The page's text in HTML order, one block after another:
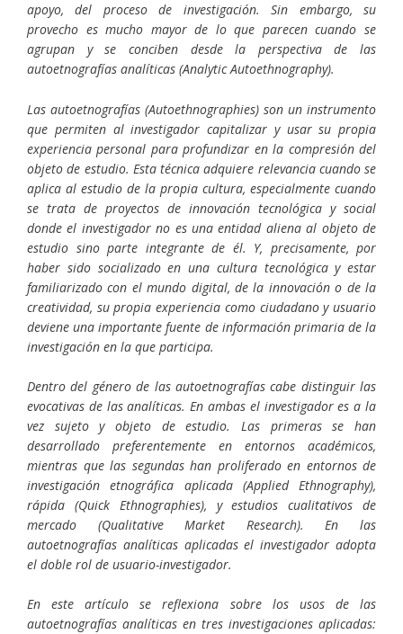
apoyo, del proceso de investigación. Sin embargo, su
provecho es mucho mayor de lo que parecen cuando se
agrupan y se conciben desde la perspectiva de las
autoetnografías analíticas (Analytic Autoethnography).
Las autoetnografías (Autoethnographies) son un instrumento
que permiten al investigador capitalizar y usar su propia
experiencia personal para profundizar en la compresión del
objeto de estudio. Esta técnica adquiere relevancia cuando se
aplica al estudio de la propia cultura, especialmente cuando
se trata de proyectos de innovación tecnológica y social
donde el investigador no es una entidad aliena al objeto de
estudio sino parte integrante de él. Y, precisamente, por
haber sido socializado en una cultura tecnológica y estar
familiarizado con el mundo digital, de la innovación o de la
creatividad, su propia experiencia como ciudadano y usuario
deviene una importante fuente de información primaria de la
investigación en la que participa.
Dentro del género de las autoetnografías cabe distinguir las
evocativas de las analíticas. En ambas el investigador es a la
vez sujeto y objeto de estudio. Las primeras se han
desarrollado preferentemente en entornos académicos,
mientras que las segundas han proliferado en entornos de
investigación etnográfica aplicada (Applied Ethnography),
rápida (Quick Ethnographies), y estudios cualitativos de
mercado (Qualitative Market Research). En las
autoetnografías analíticas aplicadas el investigador adopta
el doble rol de usuario-investigador.
En este artículo se reflexiona sobre los usos de las
autoetnografías analíticas en tres investigaciones aplicadas: